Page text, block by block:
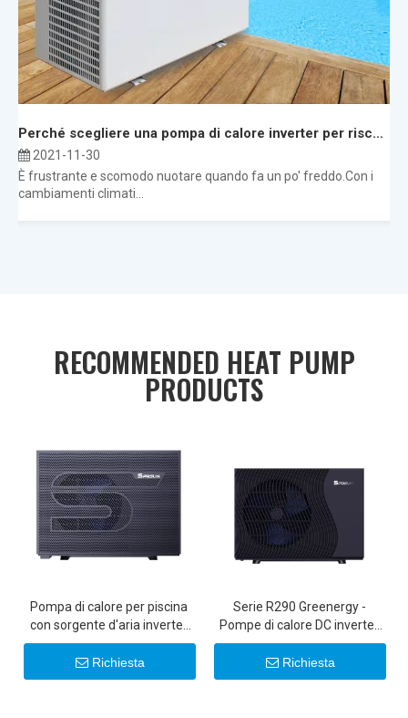
Perché scegliere una pompa di calore inverter per riscaldare la tua piscina?
2021-11-30
È frustrante e scomodo nuotare quando fa un po' freddo.Con i
cambiamenti climati...
RECOMMENDED HEAT PUMP
PRODUCTS
Pompa di calore per piscina
con sorgente d'aria inverter
potenziata Al R290
Richiesta
Serie R290 Greenergy -
Pompe di calore DC inverter
ultra silenziose con sorgente
d'aria 6-22KW 20KW 22KW
Richiesta